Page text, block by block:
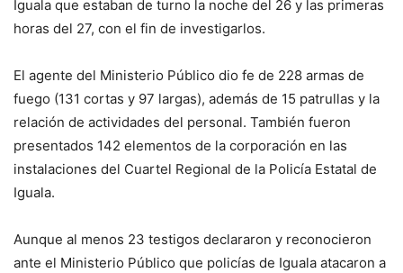
Iguala que estaban de turno la noche del 26 y las primeras
horas del 27, con el fin de investigarlos.
El agente del Ministerio Público dio fe de 228 armas de
fuego (131 cortas y 97 largas), además de 15 patrullas y la
relación de actividades del personal. También fueron
presentados 142 elementos de la corporación en las
instalaciones del Cuartel Regional de la Policía Estatal de
Iguala.
Aunque al menos 23 testigos declararon y reconocieron
ante el Ministerio Público que policías de Iguala atacaron a